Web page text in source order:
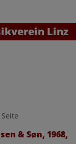
Linz
& Søn, 1968,